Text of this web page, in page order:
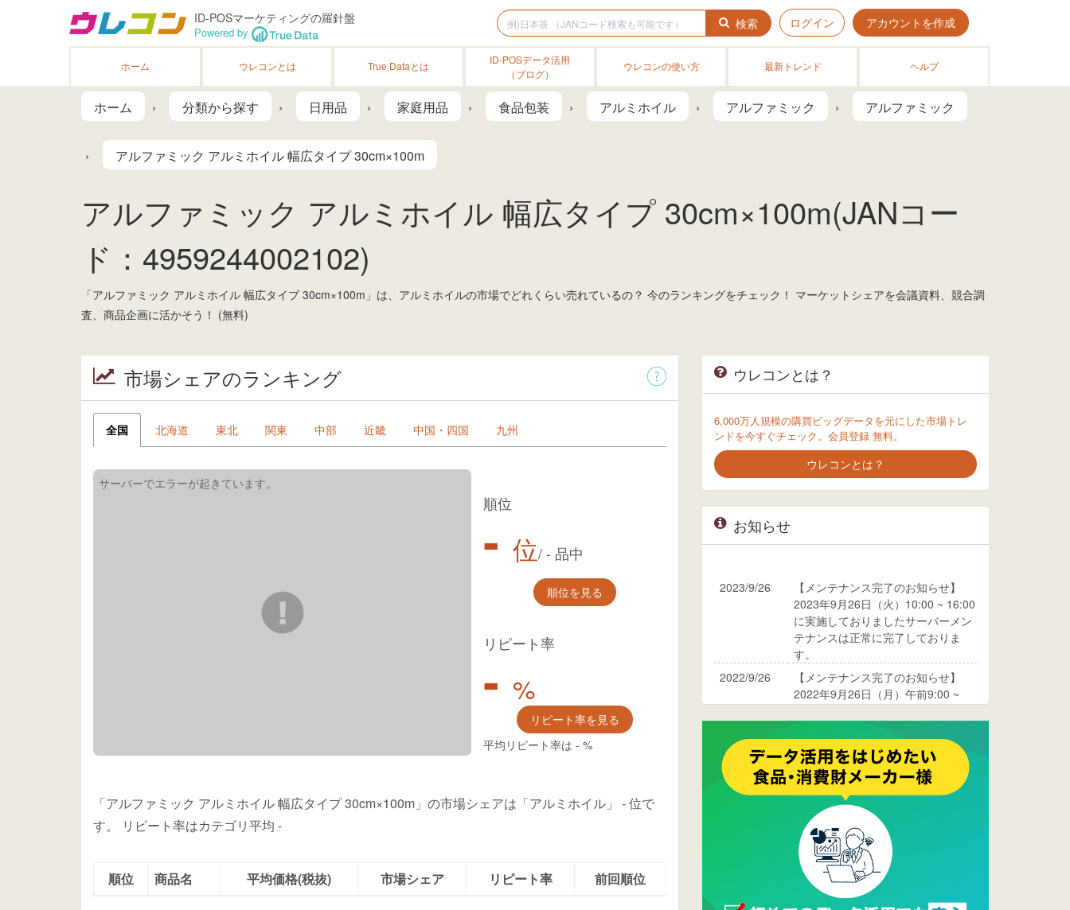
ID-POSマーケティングの羅針盤
Powered by
検索 ログイン アカウントを作成
ホーム ウレコンとは True Dataとは
ID-POSデータ活用
（ブログ）
ウレコンの使い方 最新トレンド ヘルプ
ホーム 分類から探す 日用品 家庭用品 食品包装 アルミホイル アルファミック アルファミック
アルファミック アルミホイル 幅広タイプ 30cm×100m
アルファミック アルミホイル 幅広タイプ 30cm×100m(JANコー
ド：4959244002102)
「アルファミック アルミホイル 幅広タイプ 30cm×100m」は、アルミホイルの市場でどれくらい売れているの？ 今のランキングをチェック！ マーケットシェアを会議資料、競合調
査、商品企画に活かそう！ (無料)
市場シェアのランキング
全国 北海道 東北 関東 中部 近畿 中国・四国 九州
順位
- 位/- 品中
順位を見る
リピート率
- %
リピート率を見る
平均リピート率は - %
「アルファミック アルミホイル 幅広タイプ 30cm×100m」の市場シェアは「アルミホイル」 -位で
す。
リピート率はカテゴリ平均 -
順位 商品名 平均価格(税抜) 市場シェア リピート率 前回順位
ウレコンとは？
6,000万人規模の購買ビッグデータを元にした市場トレ
ンドを今すぐチェック。会員登録 無料。
ウレコンとは？
お知らせ
2023/9/26
【メンテナンス完了のお知らせ】
2023年9月26日（火）10:00 ~ 16:00
に実施しておりましたサーバーメン
テナンスは正常に完了しておりま
す。
2022/9/26
【メンテナンス完了のお知らせ】
2022年9月26日（月）午前9:00 ~
ります。
2017/05/17
ウレコンでブログ掲載が始まりまし
た。ぜひご覧ください。
ウレコンのサイト機能を大幅バージ
ョンアップ。詳細はこちら。⇒
ページへ
ウレコンが機能拡充し、サイトリニ
ューアルしました。⇒
Facebook